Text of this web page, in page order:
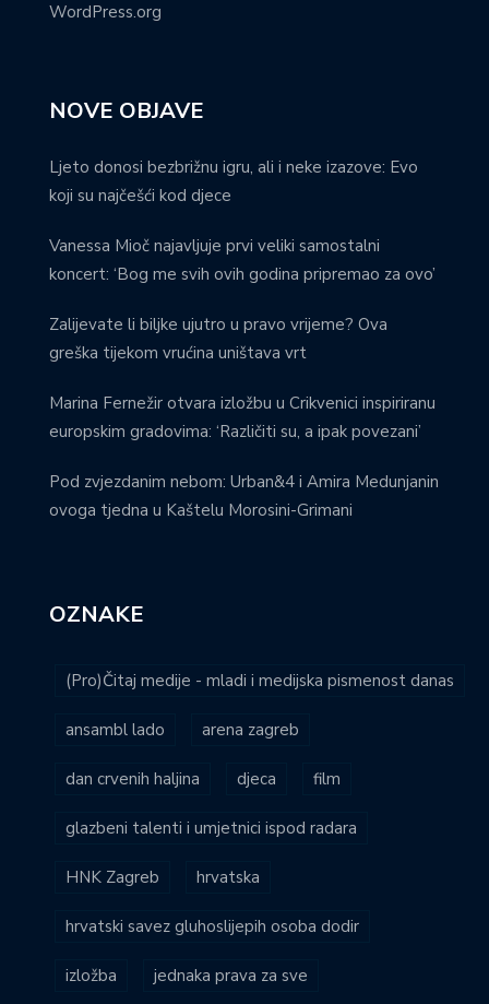
WordPress.org
NOVE OBJAVE
Ljeto donosi bezbrižnu igru, ali i neke izazove: Evo
koji su najčešći kod djece
Vanessa Mioč najavljuje prvi veliki samostalni
koncert: ‘Bog me svih ovih godina pripremao za ovo’
Zalijevate li biljke ujutro u pravo vrijeme? Ova
greška tijekom vrućina uništava vrt
Marina Fernežir otvara izložbu u Crikvenici inspiriranu
europskim gradovima: ‘Različiti su, a ipak povezani’
Pod zvjezdanim nebom: Urban&4 i Amira Medunjanin
ovoga tjedna u Kaštelu Morosini-Grimani
OZNAKE
(Pro)Čitaj medije - mladi i medijska pismenost danas
ansambl lado arena zagreb
dan crvenih haljina djeca film
glazbeni talenti i umjetnici ispod radara
HNK Zagreb hrvatska
hrvatski savez gluhoslijepih osoba dodir
izložba jednaka prava za sve